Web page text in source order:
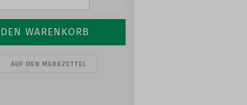
AUF DEN MERKZETTEL